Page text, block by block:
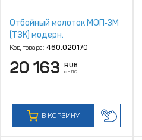
Отбойный молоток МОП‑3М
(ТЗК) модерн.
Код товара: 460.020170
20 163 RUB
с НДС
В КОРЗИНУ